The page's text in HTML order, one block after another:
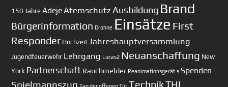
150 Jahre AdejeAtemschutz Ausbildung Brand
Bürgerinformation Drohne Einsätze First
Responder Hochzeit Jahreshauptversammlung
Jugendfeuerwehr Lehrgang Lucas2 Neuanschaffung New
York Partnerschaft Rauchmelder Reanimationsgerät s Spenden
Spielmannszug TechnikTHL